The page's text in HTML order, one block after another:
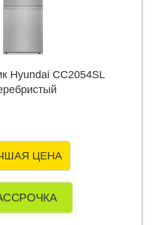
Hyundai CC2054SL
ЦЕНА